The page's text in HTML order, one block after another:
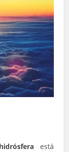
hidrósferaestá